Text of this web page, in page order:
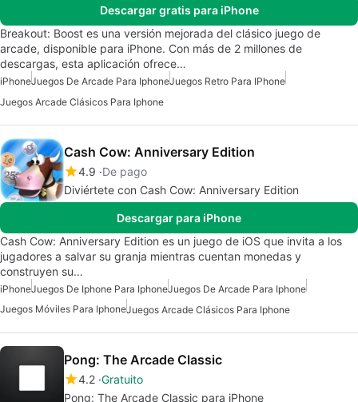
Descargar gratis para iPhone
Breakout: Boost es una versión mejorada del clásico juego de
arcade, disponible para iPhone. Con más de 2 millones de
descargas, esta aplicación ofrece…
iPhoneJuegos De Arcade Para IphoneJuegos Retro Para IPhone
Juegos Arcade Clásicos Para Iphone
Cash Cow: Anniversary Edition
4.9 De pago
Diviértete con Cash Cow: Anniversary Edition
Descargar para iPhone
Cash Cow: Anniversary Edition es un juego de iOS que invita a los
jugadores a salvar su granja mientras cuentan monedas y
construyen su…
iPhoneJuegos De Iphone Para IphoneJuegos De Arcade Para Iphone
Juegos Móviles Para IphoneJuegos Arcade Clásicos Para Iphone
Pong: The Arcade Classic
4.2 Gratuito
Pong: The Arcade Classic para iPhone